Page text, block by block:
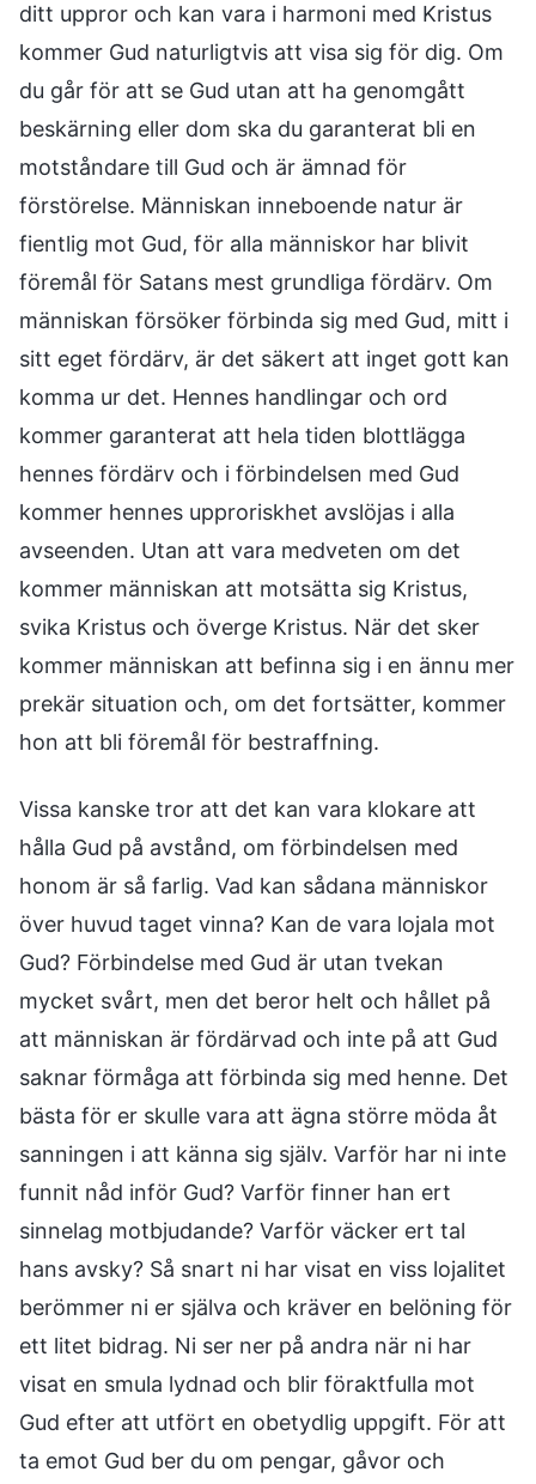
ditt uppror och kan vara i harmoni med Kristus
kommer Gud naturligtvis att visa sig för dig. Om
du går för att se Gud utan att ha genomgått
beskärning eller dom ska du garanterat bli en
motståndare till Gud och är ämnad för
förstörelse. Människan inneboende natur är
fientlig mot Gud, för alla människor har blivit
föremål för Satans mest grundliga fördärv. Om
människan försöker förbinda sig med Gud, mitt i
sitt eget fördärv, är det säkert att inget gott kan
komma ur det. Hennes handlingar och ord
kommer garanterat att hela tiden blottlägga
hennes fördärv och i förbindelsen med Gud
kommer hennes upproriskhet avslöjas i alla
avseenden. Utan att vara medveten om det
kommer människan att motsätta sig Kristus,
svika Kristus och överge Kristus. När det sker
kommer människan att befinna sig i en ännu mer
prekär situation och, om det fortsätter, kommer
hon att bli föremål för bestraffning.
Vissa kanske tror att det kan vara klokare att
hålla Gud på avstånd, om förbindelsen med
honom är så farlig. Vad kan sådana människor
över huvud taget vinna? Kan de vara lojala mot
Gud? Förbindelse med Gud är utan tvekan
mycket svårt, men det beror helt och hållet på
att människan är fördärvad och inte på att Gud
saknar förmåga att förbinda sig med henne. Det
bästa för er skulle vara att ägna större möda åt
sanningen i att känna sig själv. Varför har ni inte
funnit nåd inför Gud? Varför finner han ert
sinnelag motbjudande? Varför väcker ert tal
hans avsky? Så snart ni har visat en viss lojalitet
berömmer ni er själva och kräver en belöning för
ett litet bidrag. Ni ser ner på andra när ni har
visat en smula lydnad och blir föraktfulla mot
Gud efter att utfört en obetydlig uppgift. För att
ta emot Gud ber du om pengar, gåvor och